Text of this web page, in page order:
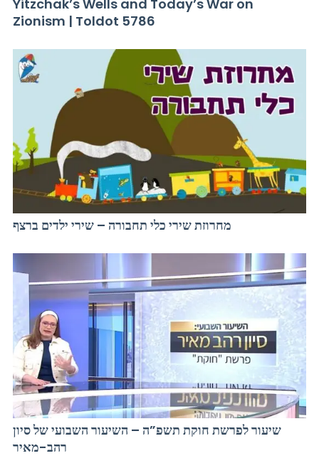
Yitzchak’s Wells and Today’s War on
Zionism | Toldot 5786
מחרוזת שירי כלי תחבורה – שירי ילדים ברצף
שיעור לפרשת חוקת תשפ”ה – השיעור השבועי של סיון
רהב-מאיר